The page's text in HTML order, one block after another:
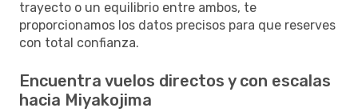
trayecto o un equilibrio entre ambos, te
proporcionamos los datos precisos para que reserves
con total confianza.
Encuentra vuelos directos y con escalas
hacia Miyakojima